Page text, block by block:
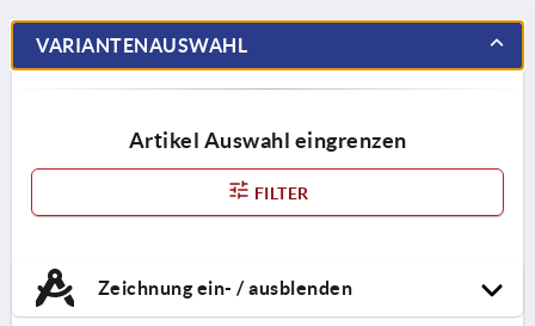
VARIANTENAUSWAHL
Artikel Auswahl eingrenzen
FILTER
Zeichnung ein- / ausblenden